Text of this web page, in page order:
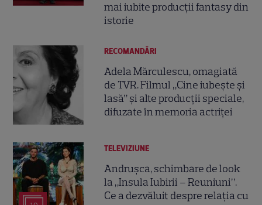
mai iubite producții fantasy din
istorie
RECOMANDĂRI
Adela Mărculescu, omagiată
de TVR. Filmul „Cine iubește și
lasă” și alte producții speciale,
difuzate în memoria actriței
TELEVIZIUNE
Andrușca, schimbare de look
la „Insula Iubirii – Reuniuni”.
Ce a dezvăluit despre relația cu